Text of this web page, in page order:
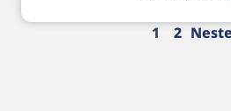
1 2 Neste